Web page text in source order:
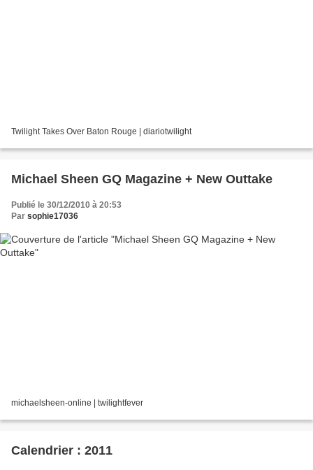
Twilight Takes Over Baton Rouge | diariotwilight
Michael Sheen GQ Magazine + New Outtake
Publié le 30/12/2010 à 20:53
Par sophie17036
michaelsheen-online | twilightfever
Calendrier : 2011